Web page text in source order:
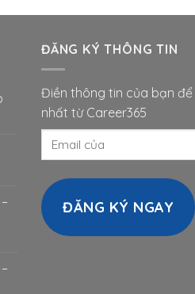
ĐĂNG KÝ THÔNG TIN
Điền thông tin của bạn
nhất từ Career365
Email
ĐĂNG KÝ NGAY